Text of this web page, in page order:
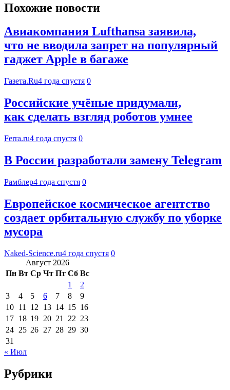
Похожие новости
Авиакомпания Lufthansa заявила,
что не вводила запрет на популярный
гаджет Apple в багаже
Газета.Ru4 года спустя 0
Российские учёные придумали,
как сделать взгляд роботов умнее
Ferra.ru4 года спустя 0
В России разработали замену Telegram
Рамблер4 года спустя 0
Европейское космическое агентство
создает орбитальную службу по уборке
мусора
Naked-Science.ru4 года спустя 0
Август 2026
Пн Вт Ср Чт Пт Сб Вс
1
2
3
4 5 6 7 8
9
10 11 12 13 14 15 16
17 18 19 20 21 22 23
24 25 26 27 28 29 30
31
« Июл
Рубрики